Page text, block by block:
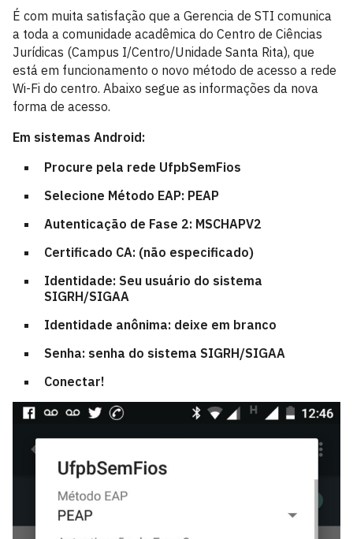
É com muita satisfação que a Gerencia de STI comunica
a toda a comunidade acadêmica do Centro de Ciências
Jurídicas (Campus I/Centro/Unidade Santa Rita), que
está em funcionamento o novo método de acesso a rede
Wi-Fi do centro. Abaixo segue as informações da nova
forma de acesso.
Em sistemas Android:
Procure pela rede UfpbSemFios
Selecione Método EAP: PEAP
Autenticação de Fase 2: MSCHAPV2
Certificado CA: (não especificado)
Identidade: Seu usuário do sistema
SIGRH/SIGAA
Identidade anônima: deixe em branco
Senha: senha do sistema SIGRH/SIGAA
Conectar!